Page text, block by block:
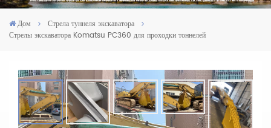
Дом
Стрела туннеля экскаватора
Стрелы экскаватора Komatsu PC360 для проходки тоннелей